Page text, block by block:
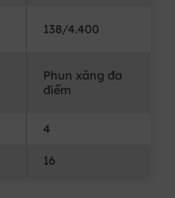
138/4.400
Phun xăng đa
điểm
4
16